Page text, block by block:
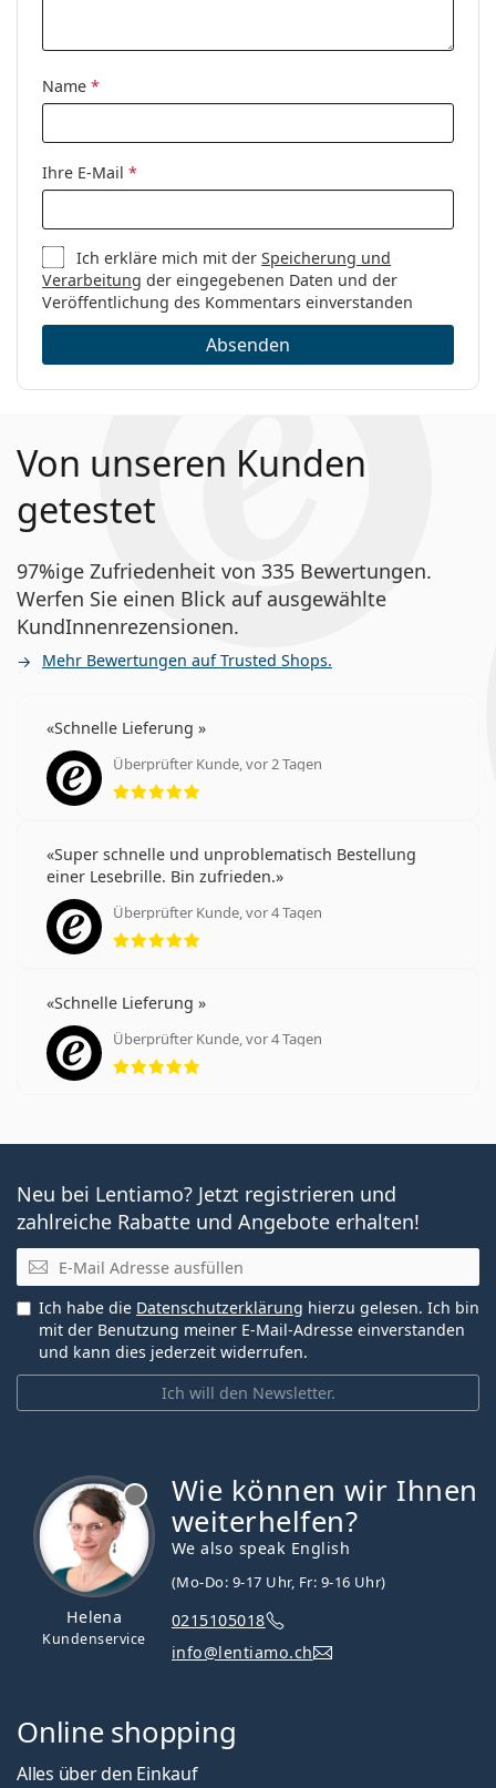
Marke:
Tom Ford
Code:
Name *
Ihre E-Mail *
Ich erkläre mich mit derSpeicherung und
Verarbeitung der eingegebenen Daten und der
Veröffentlichung des Kommentars einverstanden
Absenden
Von unseren Kunden
getestet
97%ige Zufriedenheit von 335 Bewertungen.
Werfen Sie einen Blick auf ausgewählte
KundInnenrezensionen.
Mehr Bewertungen auf Trusted Shops.
Schnelle Lieferung
Überprüfter Kunde, vor 2 Tagen
Bewertung 5 aus 5
Super schnelle und unproblematisch Bestellung
einer Lesebrille. Bin zufrieden.
Überprüfter Kunde, vor 4 Tagen
Bewertung 5 aus 5
Schnelle Lieferung
Überprüfter Kunde, vor 4 Tagen
Bewertung 5 aus 5
Neu bei Lentiamo? Jetzt registrieren und
zahlreiche Rabatte und Angebote erhalten!
E-Mail
Ich will den Newsletter.
Ich habe die Datenschutzerklärung hierzu gelesen. Ich bin
mit der Benutzung meiner E-Mail-Adresse einverstanden
und kann dies jederzeit widerrufen.
Helena
Kundenservice
Wie können wir Ihnen
weiterhelfen?
We also speak English
(Mo-Do: 9-17 Uhr, Fr: 9-16 Uhr)
0215105018
info@lentiamo.ch
Online shopping
Alles über den Einkauf